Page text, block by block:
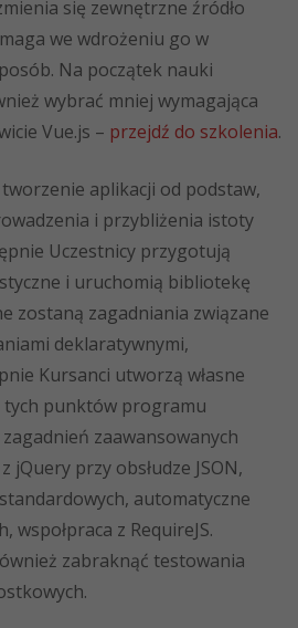
się zewnętrzne źródło
we wdrożeniu go w
Na początek nauki
wybrać mniej wymagająca
Vue.js – przejdź do szkolenia.
aplikacji od podstaw,
i przybliżenia istoty
Uczestnicy przygotują
i uruchomią bibliotekę
zostaną zagadniania związane
deklaratywnymi,
Kursanci utworzą własne
tych punktów programu
zaawansowanych
jQuery przy obsłudze JSON,
automatyczne
wspołpraca z RequireJS.
zabraknąć testowania